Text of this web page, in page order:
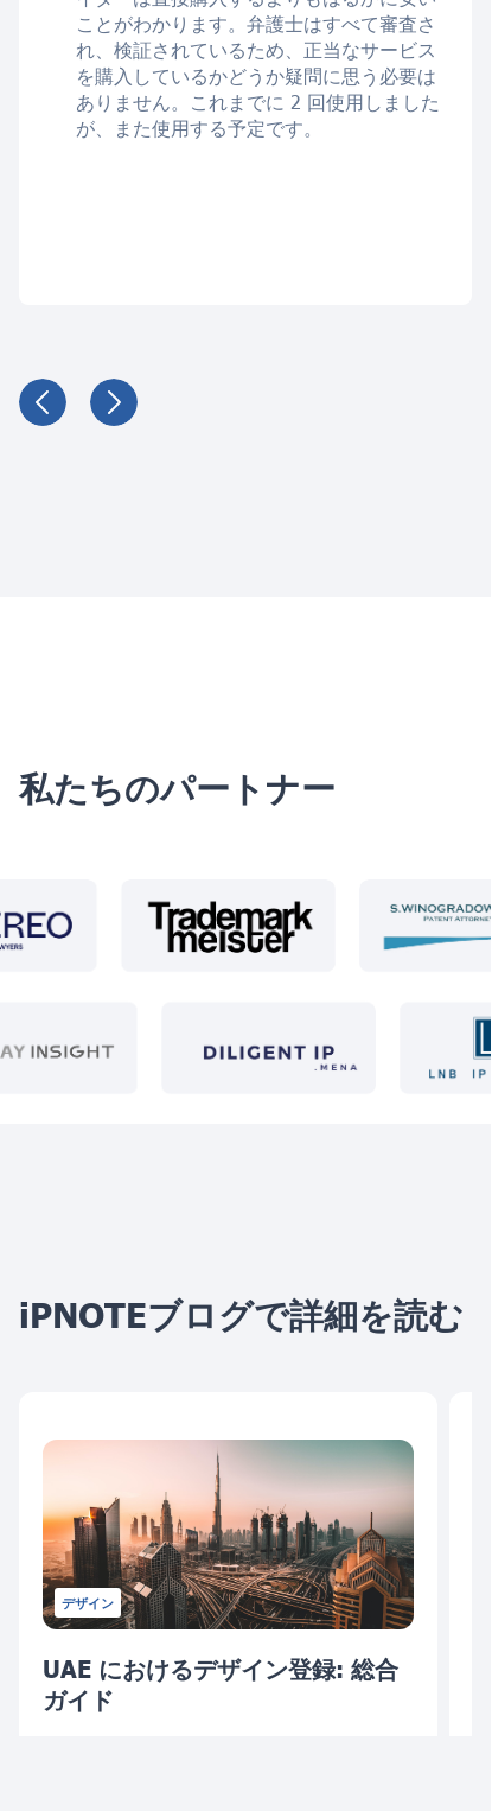
ことがわかります。弁護士はすべて審査さ
れ、検証されているため、正当なサービス
を購入しているかどうか疑問に思う必要は
ありません。これまでに 2 回使用しました
が、また使用する予定です。
私たちのパートナー
iPNOTEブログで詳細を読む
デザイン
UAE におけるデザイン登録: 総合
ガイド